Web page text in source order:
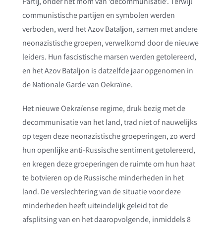
communistische partijen en symbolen werden
verboden, werd het Azov Bataljon, samen met andere
neonazistische groepen, verwelkomd door de nieuwe
leiders. Hun fascistische marsen werden getolereerd,
en het Azov Bataljon is datzelfde jaar opgenomen in
de Nationale Garde van Oekraïne.
Het nieuwe Oekraïense regime, druk bezig met de
decommunisatie van het land, trad niet of nauwelijks
op tegen deze neonazistische groeperingen, zo werd
hun openlijke anti-Russische sentiment getolereerd,
en kregen deze groeperingen de ruimte om hun haat
te botvieren op de Russische minderheden in het
land. De verslechtering van de situatie voor deze
minderheden heeft uiteindelijk geleid tot de
afsplitsing van en het daaropvolgende, inmiddels 8